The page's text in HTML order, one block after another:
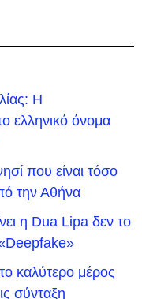
Η
ελληνικό όνομα
που είναι τόσο
την Αθήνα
η Dua Lipa δεν το
«Deepfake»
καλύτερο μέρος
σύνταξη